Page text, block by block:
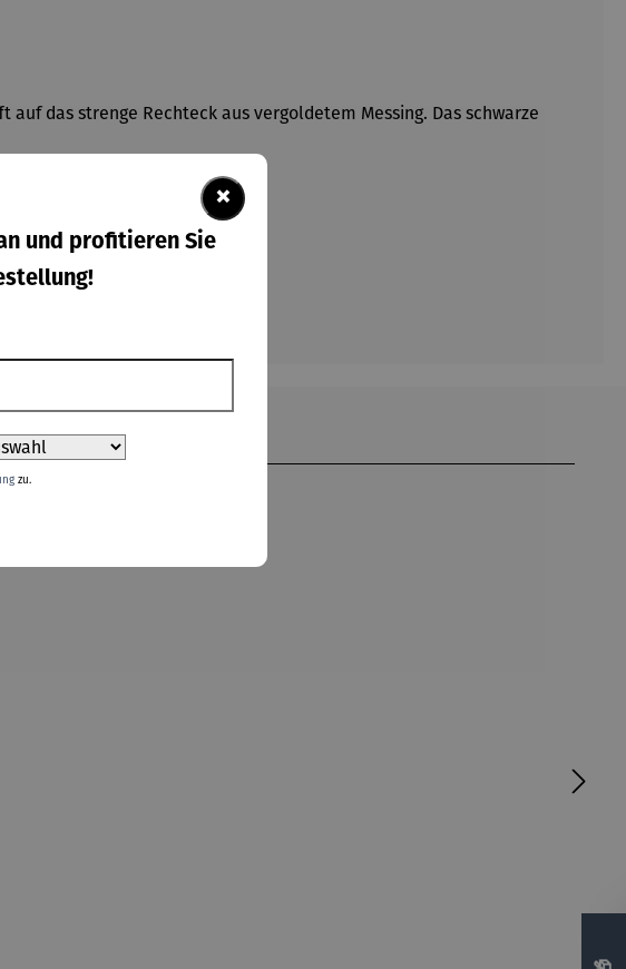
das strenge Rechteck aus vergoldetem Messing. Das schwarze
×
und profitieren Sie
zu.